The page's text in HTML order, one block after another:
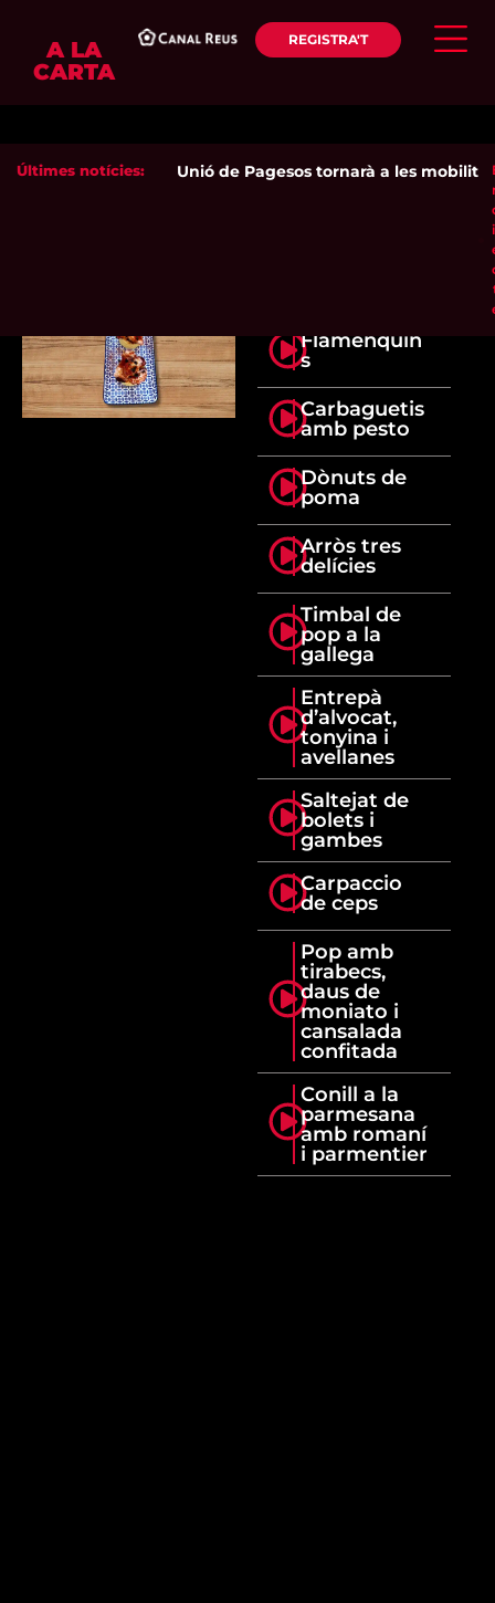
A LA
CARTA
REGISTRA'T
Últimes notícies: Unió de Pagesos tornarà a les
Flamenquin
s
Carbaguetis
amb pesto
Dònuts de
poma
Arròs tres
delícies
Timbal de
pop a la
gallega
Entrepà
d’alvocat,
tonyina i
avellanes
Saltejat de
bolets i
gambes
Carpaccio
de ceps
Pop amb
tirabecs,
daus de
moniato i
cansalada
confitada
Conill a la
parmesana
amb romaní
i parmentier